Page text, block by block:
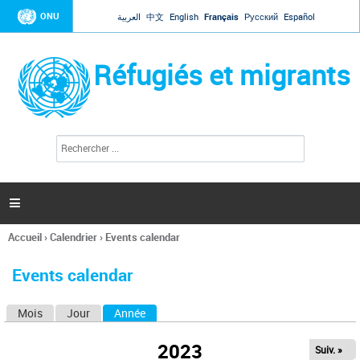
Jump to navigation
ONU العربية 中文 English Français Русский Español
Réfugiés et migrants
l
c
h
e

Vous
ici
Accueil›Calendrier› Events calendar
Events calendar
Mois Jour Année
2023 Suiv. »